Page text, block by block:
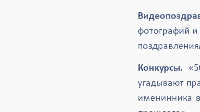
фотографий
Конкурсы.
угадывают
именинника